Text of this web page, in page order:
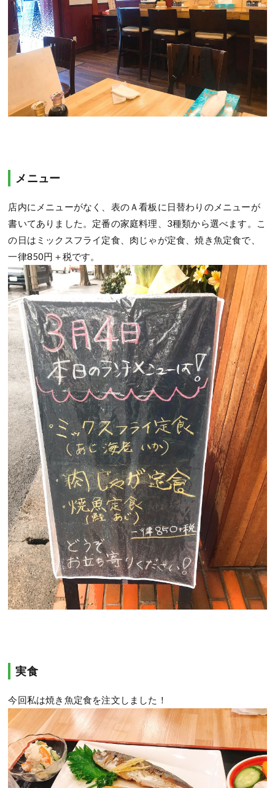
メニュー
店内にメニューがなく、表のＡ看板に日替わりのメニューが
書いてありました。定番の家庭料理、3種類から選べます。こ
の日はミックスフライ定食、肉じゃが定食、焼き魚定食で、
一律850円＋税です。
実食
今回私は焼き魚定食を注文しました！